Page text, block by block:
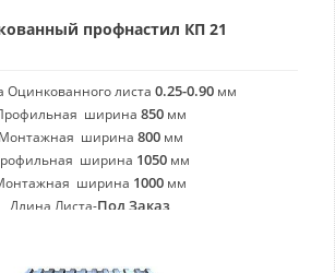
профнастил КП 21
листа 0.25-0.90мм
ширина 850мм
Монтажная ширина 800 мм
ширина 1050 мм
ширина 1000 мм
Длина Листа-Под Заказ